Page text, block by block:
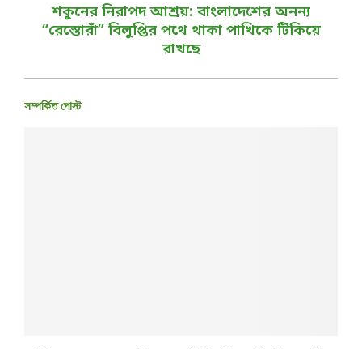
শকুনের নিরাপদ আশ্রয়: বাংলাদেশের অনন্য
“রেস্তোরাঁ” বিলুপ্তির পথে থাকা পাখিকে টিকিয়ে
রাখছে
সম্পর্কিত পোস্ট